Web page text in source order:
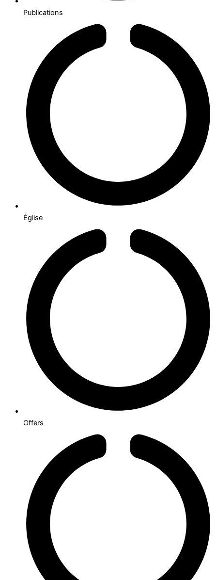
Publications
Église
Offers